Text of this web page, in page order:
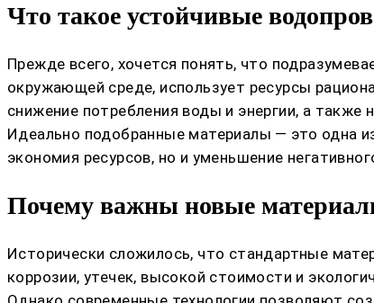
Что такое устойчивые
Прежде всего, хочется понять, что
окружающей среде, использует ресурсы
снижение потребления воды и энергии, а
Идеально подобранные материалы — это одна
экономия ресурсов, но и уменьшение
Почему важны новые
Исторически сложилось, что стандартные
коррозии, утечек, высокой стоимости и